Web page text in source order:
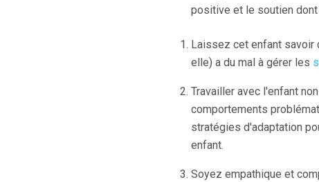
positive et le soutien
Laissez cet enfant savoir
elle) a du mal à gérer les
Travailler avec l'enfant
comportements
stratégies d'adaptation
enfant.
Soyez empathique et